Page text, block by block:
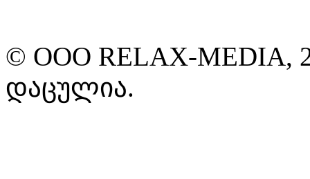
© ООО RELAX-MEDIA,
დაცულია.